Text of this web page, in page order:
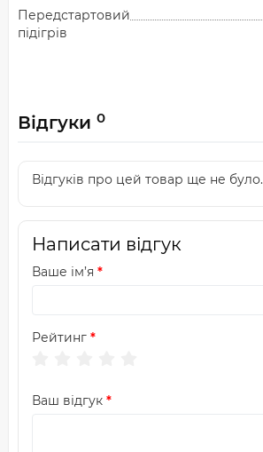
Передстартовий
підігрів
Відгуки 0
Відгуків про цей товар ще не було.
Написати відгук
Ваше ім’я
Рейтинг
Ваш відгук